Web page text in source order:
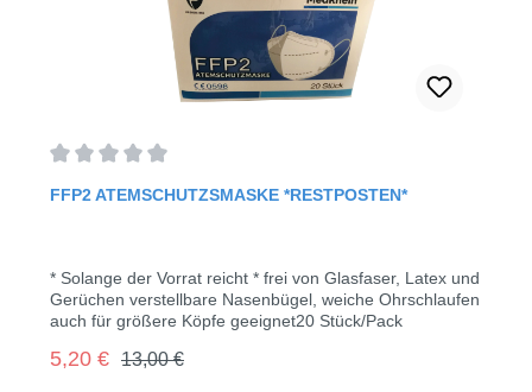
FFP2 ATEMSCHUTZSMASKE *RESTPOSTEN*
* Solange der Vorrat reicht * frei von Glasfaser, Latex und
Gerüchen verstellbare Nasenbügel, weiche Ohrschlaufen
auch für größere Köpfe geeignet20 Stück/Pack
Verkaufspreis:
5,20 € Regulärer Preis:
13,00 €